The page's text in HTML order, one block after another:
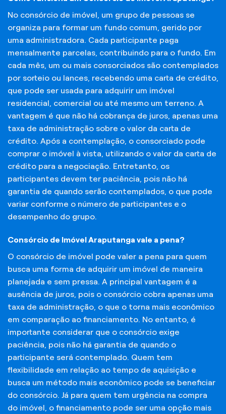
No consórcio de imóvel, um grupo de pessoas se
organiza para formar um fundo comum, gerido por
uma administradora. Cada participante paga
mensalmente parcelas, contribuindo para o fundo. Em
cada mês, um ou mais consorciados são contemplados
por sorteio ou lances, recebendo uma carta de crédito,
que pode ser usada para adquirir um imóvel
residencial, comercial ou até mesmo um terreno. A
vantagem é que não há cobrança de juros, apenas uma
taxa de administração sobre o valor da carta de
crédito. Após a contemplação, o consorciado pode
comprar o imóvel à vista, utilizando o valor da carta de
crédito para a negociação. Entretanto, os
participantes devem ter paciência, pois não há
garantia de quando serão contemplados, o que pode
variar conforme o número de participantes e o
desempenho do grupo.
Consórcio de Imóvel Araputanga vale a pena?
O consórcio de imóvel pode valer a pena para quem
busca uma forma de adquirir um imóvel de maneira
planejada e sem pressa. A principal vantagem é a
ausência de juros, pois o consórcio cobra apenas uma
taxa de administração, o que o torna mais econômico
em comparação ao financiamento. No entanto, é
importante considerar que o consórcio exige
paciência, pois não há garantia de quando o
participante será contemplado. Quem tem
flexibilidade em relação ao tempo de aquisição e
busca um método mais econômico pode se beneficiar
do consórcio. Já para quem tem urgência na compra
do imóvel, o financiamento pode ser uma opção mais